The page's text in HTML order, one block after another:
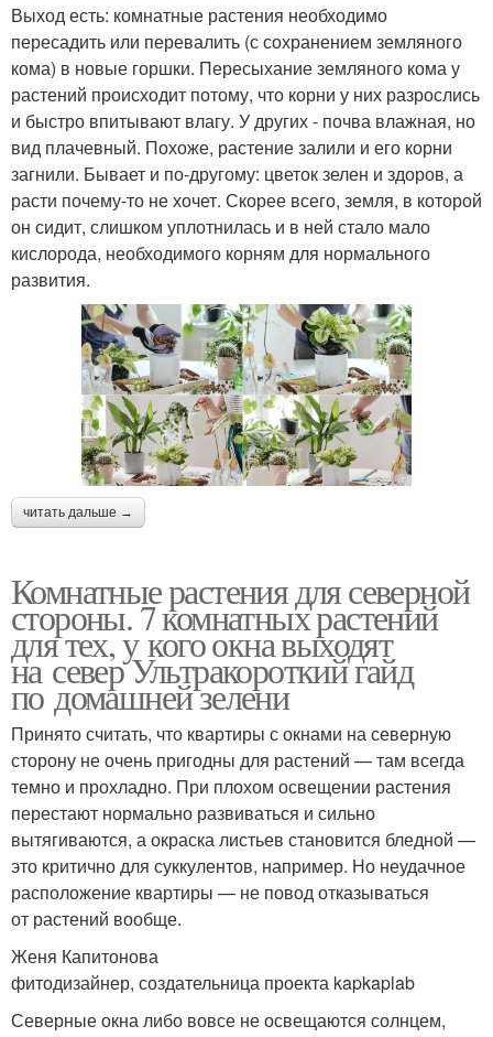
Выход есть: комнатные растения необходимо
пересадить или перевалить (с сохранением земляного
кома) в новые горшки. Пересыхание земляного кома у
растений происходит потому, что корни у них разрослись
и быстро впитывают влагу. У других - почва влажная, но
вид плачевный. Похоже, растение залили и его корни
загнили. Бывает и по-другому: цветок зелен и здоров, а
расти почему-то не хочет. Скорее всего, земля, в которой
он сидит, слишком уплотнилась и в ней стало мало
кислорода, необходимого корням для нормального
развития.
читать дальше →
Комнатные растения для северной
стороны. 7 комнатных растений
для тех, у кого окна выходят
на север Ультракороткий гайд
по домашней зелени
Принято считать, что квартиры с окнами на северную
сторону не очень пригодны для растений — там всегда
темно и прохладно. При плохом освещении растения
перестают нормально развиваться и сильно
вытягиваются, а окраска листьев становится бледной —
это критично для суккулентов, например. Но неудачное
расположение квартиры — не повод отказываться
от растений вообще.
Женя Капитонова
фитодизайнер, создательница проекта kapkaplab
Северные окна либо вовсе не освещаются солнцем,